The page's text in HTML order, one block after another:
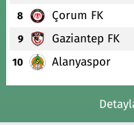
8 Çorum FK
9 Gaziantep FK
10 Alanyaspor